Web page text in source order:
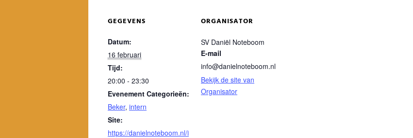
GEGEVENS
Datum:
16 februari
Tijd:
20:00 - 23:30
Evenement Categorieën:
Beker, intern
Site:
https://danielnoteboom.nl/i
ORGANISATOR
SV Daniël Noteboom
E-mail
info@danielnoteboom.nl
Bekijk de site van
Organisator